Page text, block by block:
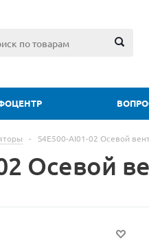
- S4E500-AI01-02 Осевой
Осевой